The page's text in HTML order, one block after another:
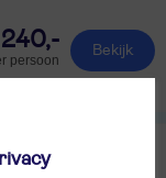
240,-
persoon
Bekijk